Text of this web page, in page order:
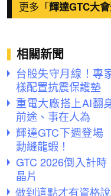
更多「輝達GTC大
相關新聞
台股失守月線！
樣配置抗震保護墊
重電大廠搭上AI翻
前途、事在人為
輝達GTC下週登
勳縫龍蝦！
GTC 2026倒入計
晶片